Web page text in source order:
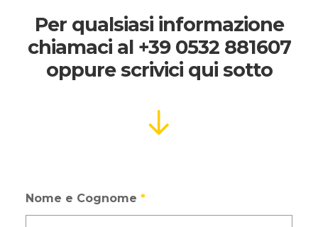
Per qualsiasi informazione
chiamaci al +39 0532 881607
oppure scrivici qui sotto
Nome e Cognome *